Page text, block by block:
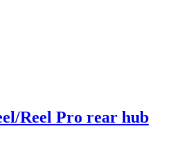
Reel Pro rear hub